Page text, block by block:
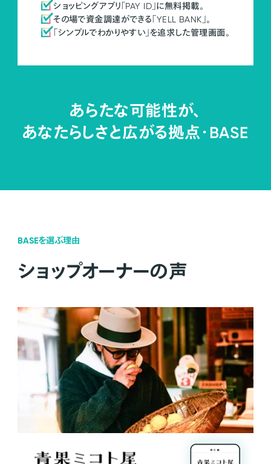
ショッピングアプリ「PAY ID」に無料掲載。
その場で資金調達ができる「YELL BANK」。
「シンプルでわかりやすい」を追求した管理画面。
あらたな可能性が、
あなたらしさと広がる拠点・BASE
BASEを選ぶ理由
ショップオーナーの声